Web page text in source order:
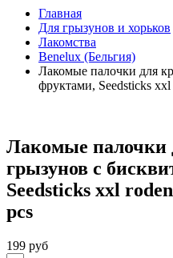
Главная
Для грызунов и хорьков
Лакомства
Benelux (Бельгия)
Лакомые палочки для
фруктами, Seedsticks
Лакомые палочки
грызунов с
Seedsticks xxl
pcs
199 руб